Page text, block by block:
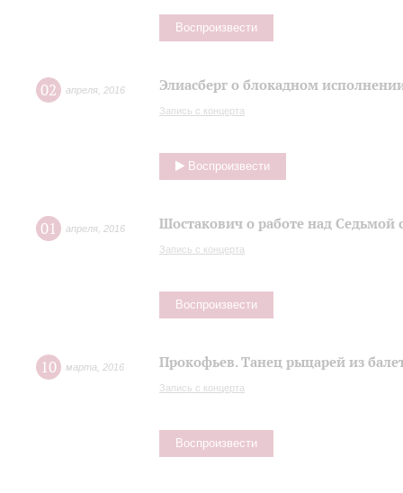
Воспроизвести
02 апреля 2016 Элиасберг о блокадном
Запись с концерта
Воспроизвести
01 апреля 2016 Шостакович о работе над
Запись с концерта
Воспроизвести
10 марта 2016 Прокофьев. Танец рыцарей из
Запись с концерта
Воспроизвести